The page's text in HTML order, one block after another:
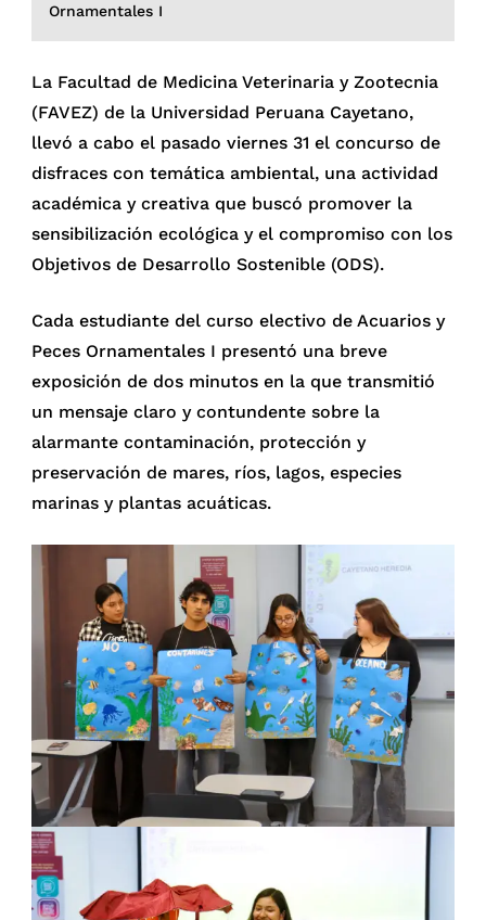
Ornamentales I
La Facultad de Medicina Veterinaria y Zootecnia
(FAVEZ) de la Universidad Peruana Cayetano,
llevó a cabo el pasado viernes 31 el concurso de
disfraces con temática ambiental, una actividad
académica y creativa que buscó promover la
sensibilización ecológica y el compromiso con los
Objetivos de Desarrollo Sostenible (ODS).
Cada estudiante del curso electivo de Acuarios y
Peces Ornamentales I presentó una breve
exposición de dos minutos en la que transmitió
un mensaje claro y contundente sobre la
alarmante contaminación, protección y
preservación de mares, ríos, lagos, especies
marinas y plantas acuáticas.